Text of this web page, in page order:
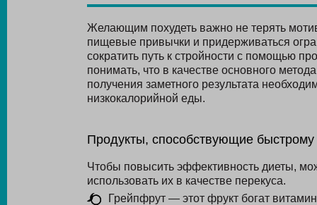
Желающим похудеть важно не терять
пищевые привычки и придерживаться
сократить путь к стройности с помощью
понимать, что в качестве основного
получения заметного результата
низкокалорийной еды.
Продукты, способствующие
Чтобы повысить эффективность диеты,
использовать их в качестве перекуса.
Грейпфрут — этот фрукт богат